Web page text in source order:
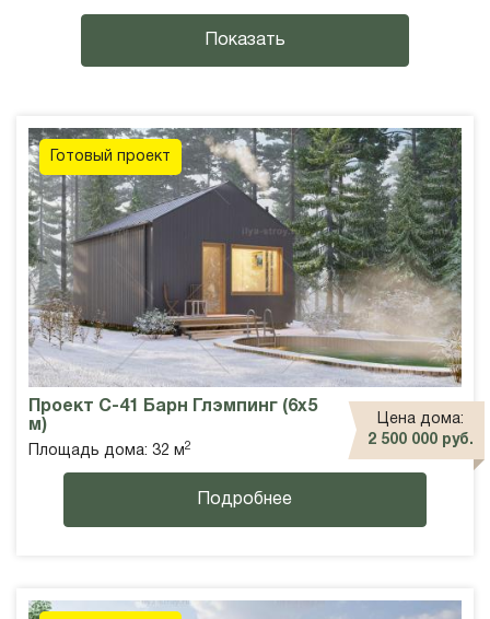
Готовый проект
Проект С-41 Барн Глэмпинг (6х5
м)
Площадь дома: 32 м 2
Цена дома:
2 500 000 руб.
Подробнее